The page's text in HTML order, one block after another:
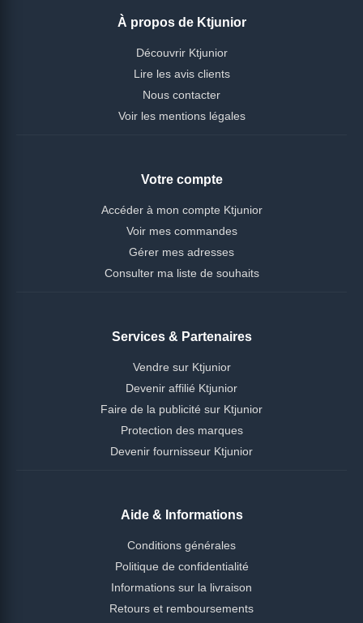
À propos de Ktjunior
Découvrir Ktjunior
Lire les avis clients
Nous contacter
Voir les mentions légales
Votre compte
Accéder à mon compte Ktjunior
Voir mes commandes
Gérer mes adresses
Consulter ma liste de souhaits
Services & Partenaires
Vendre sur Ktjunior
Devenir affilié Ktjunior
Faire de la publicité sur Ktjunior
Protection des marques
Devenir fournisseur Ktjunior
Aide & Informations
Conditions générales
Politique de confidentialité
Informations sur la livraison
Retours et remboursements